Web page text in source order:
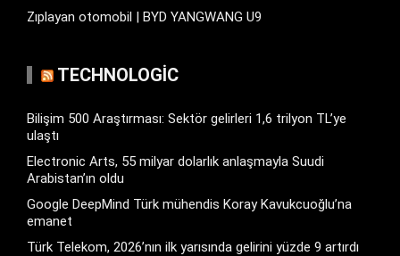
Zıplayan otomobil | BYD YANGWANG U9
TECHNOLOGIC
Bilişim 500 Araştırması: Sektör gelirleri 1,6 trilyon TL’ye
ulaştı
Electronic Arts, 55 milyar dolarlık anlaşmayla Suudi
Arabistan’ın oldu
Google DeepMind Türk mühendis Koray Kavukcuoğlu’na
emanet
Türk Telekom, 2026’nın ilk yarısında gelirini yüzde 9 artırdı